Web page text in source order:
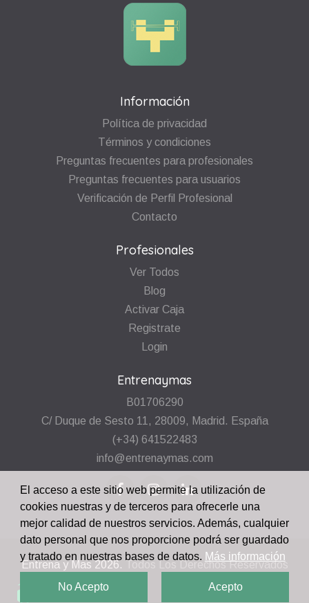
Información
Política de privacidad
Términos y condiciones
Preguntas frecuentes para profesionales
Preguntas frecuentes para usuarios
Verificación de Perfil Profesional
Contacto
Profesionales
Ver Todos
Blog
Activar Caja
Registrate
Login
Entrenaymas
B01706290
C/ Duque de Sesto 11, 28009, Madrid. España
(+34) 641522483
info@entrenaymas.com
Entrena y Mas 2026. Todos Los Derechos Reservados
El acceso a este sitio web permite la utilización de
cookies nuestras y de terceros para ofrecerle una
mejor calidad de nuestros servicios. Además, cualquier
dato personal que nos proporcione podrá ser guardado
y tratado en nuestras bases de datos. Más información
No Acepto Acepto